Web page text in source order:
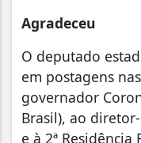
Agradeceu
O deputado
em postagens
governador
Brasil), ao
e à 2ª